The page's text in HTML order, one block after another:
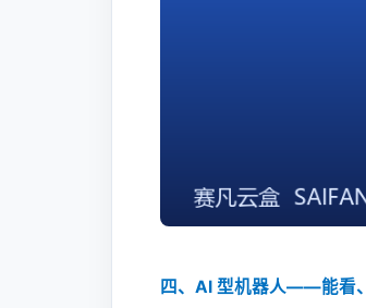
四、AI 型机器人——能看